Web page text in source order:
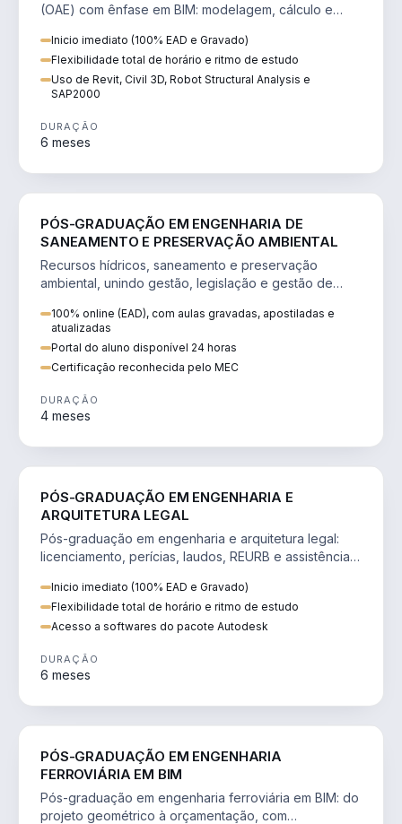
(OAE) com ênfase em BIM: modelagem, cálculo e
Inicio imediato (100% EAD e Gravado)
Flexibilidade total de horário e ritmo de estudo
Uso de Revit, Civil 3D, Robot Structural Analysis e
SAP2000
DURAÇÃO
6 meses
PÓS-GRADUAÇÃO EM ENGENHARIA DE
SANEAMENTO E PRESERVAÇÃO AMBIENTAL
Recursos hídricos, saneamento e preservação
ambiental, unindo gestão, legislação e gestão de
100% online (EAD), com aulas gravadas, apostiladas e
atualizadas
Portal do aluno disponível 24 horas
Certificação reconhecida pelo MEC
DURAÇÃO
4 meses
PÓS-GRADUAÇÃO EM ENGENHARIA E
ARQUITETURA LEGAL
Pós-graduação em engenharia e arquitetura legal:
licenciamento, perícias, laudos, REURB e assistência
Inicio imediato (100% EAD e Gravado)
Flexibilidade total de horário e ritmo de estudo
Acesso a softwares do pacote Autodesk
DURAÇÃO
6 meses
PÓS-GRADUAÇÃO EM ENGENHARIA
FERROVIÁRIA EM BIM
Pós-graduação em engenharia ferroviária em BIM: do
projeto geométrico à orçamentação, com